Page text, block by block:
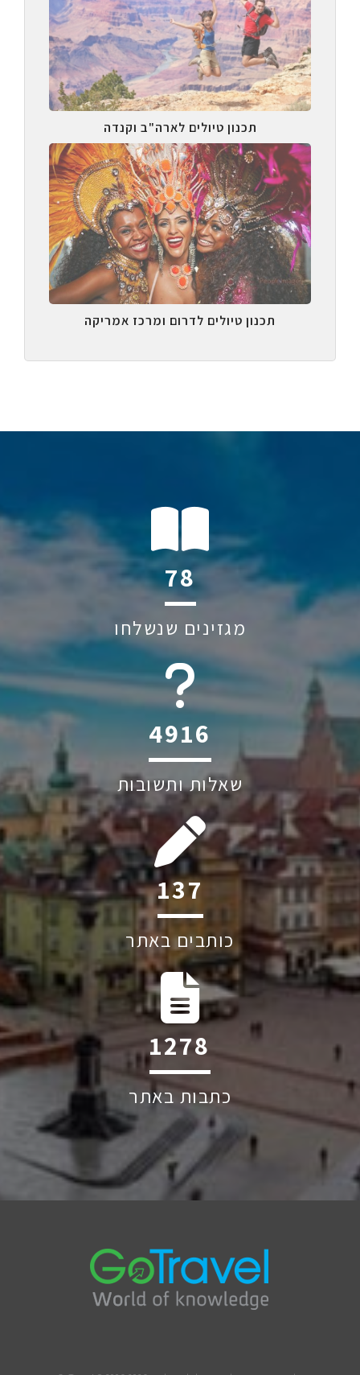
תכנון טיולים לארה"ב וקנדה
תכנון טיולים לדרום ומרכז אמריקה
109
מגזינים שנשלחו
6045
שאלות ותשובות
191
כותבים באתר
1776
כתבות באתר